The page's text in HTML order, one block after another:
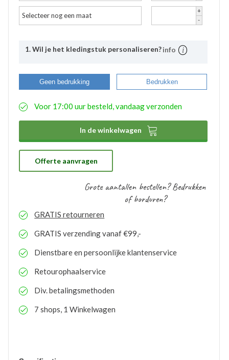
Selecteer nog een maat
+
-
1. Wil je het kledingstuk personaliseren?info
Bij Bevazet kunt u uw bedrijfskleding ook laten
bedrukken. Middels onderstaande stappen kunt u
aangemaakte bedrukkingsprofielen worden
hoeft u bij eventuele nabestellingen niet nogmaals het
proces te doorlopen. De bestelde logo’s kunnen door
ons gratis op voorraad gehouden worden. Bij eventuele
nabestellingen is uw voorraad bekend en kunt u de
logo’s toepassen op elk gewenste artikel.
Geen bedrukking Bedrukken
Voor 17:00 uur besteld, vandaag verzonden
In de winkelwagen 
Offerte aanvragen
Grote aantallen bestellen? Bedrukken
of borduren?
GRATIS retourneren
GRATIS verzending vanaf €99,-
Dienstbare en persoonlijke klantenservice
Retourophaalservice
Div. betalingsmethoden
7 shops, 1 Winkelwagen